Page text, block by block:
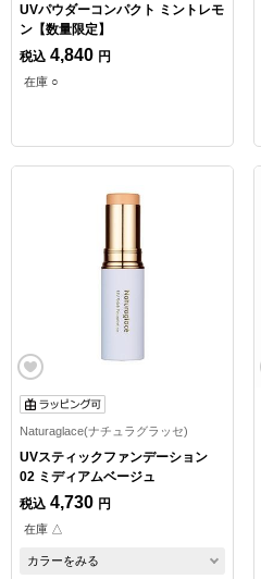
UVパウダーコンパクト ミントレモ
ン【数量限定】
税込 4,840 円
在庫 ○
Naturaglace(ナチュラグラッセ)
UVスティックファンデーション
02 ミディアムベージュ
税込 4,730 円
在庫 △
カラーをみる